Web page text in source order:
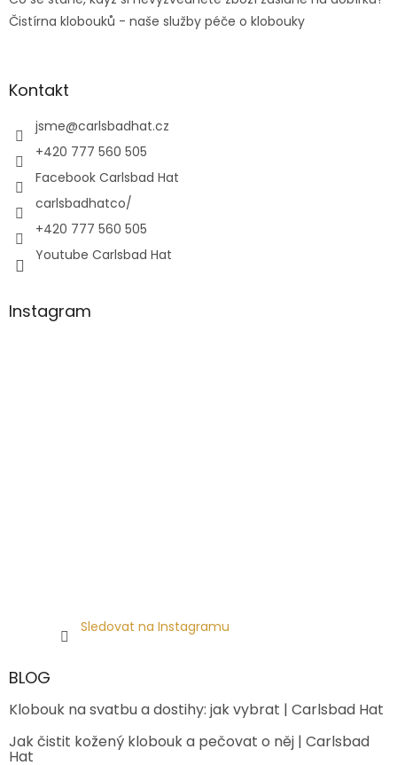
Čistírna klobouků - naše služby péče o klobouky
Kontakt
jsme@carlsbadhat.cz
+420 777 560 505
Facebook Carlsbad Hat
carlsbadhatco/
+420 777 560 505
Youtube Carlsbad Hat
Instagram
Sledovat na Instagramu
BLOG
Klobouk na svatbu a dostihy: jak vybrat | Carlsbad Hat
Jak čistit kožený klobouk a pečovat o něj | Carlsbad
Hat